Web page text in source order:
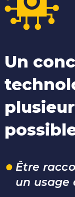
Un
Être
un usage